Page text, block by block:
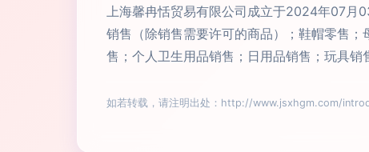
上海馨冉恬贸易有限公司成立于2024年07月
销售（除销售需要许可的商品）；鞋帽零售
售；个人卫生用品销售；日用品销售；玩具销
如若转载，请注明出处：http://www.jsxhgm.com/